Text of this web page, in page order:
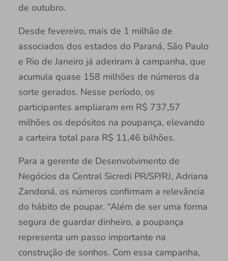
de outubro.
Desde fevereiro, mais de 1 milhão de
associados dos estados do Paraná, São Paulo
e Rio de Janeiro já aderiram à campanha, que
acumula quase 158 milhões de números da
sorte gerados. Nesse período, os
participantes ampliaram em R$ 737,57
milhões os depósitos na poupança, elevando
a carteira total para R$ 11,46 bilhões.
Para a gerente de Desenvolvimento de
Negócios da Central Sicredi PR/SP/RJ, Adriana
Zandoná, os números confirmam a relevância
do hábito de poupar. “Além de ser uma forma
segura de guardar dinheiro, a poupança
representa um passo importante na
construção de sonhos. Com essa campanha,